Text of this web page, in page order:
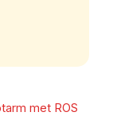
met ROS